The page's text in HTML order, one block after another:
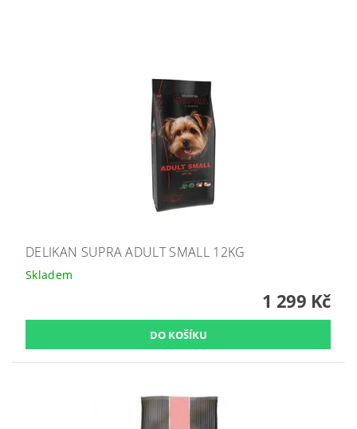
DELIKAN SUPRA ADULT SMALL 12KG
Skladem
1 299 Kč